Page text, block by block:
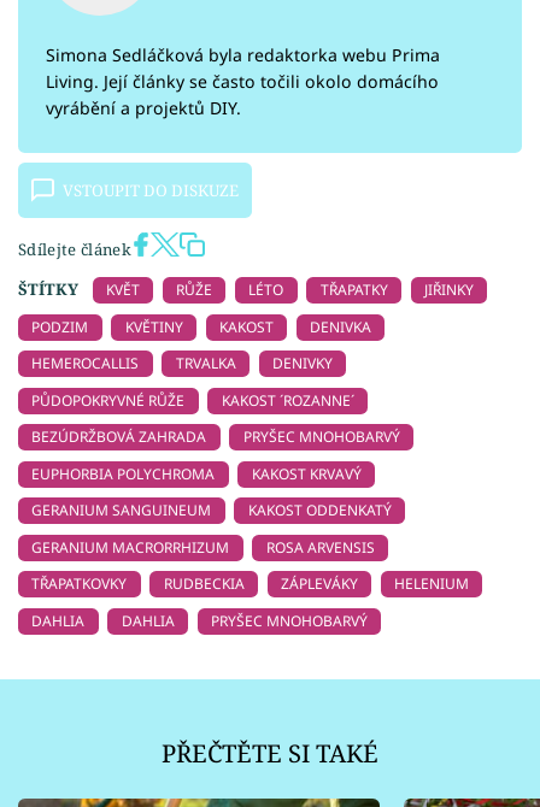
Simona Sedláčková byla redaktorka webu Prima
Living. Její články se často točili okolo domácího
vyrábění a projektů DIY.
VSTOUPIT DO DISKUZE
Sdílejte článek
ŠTÍTKY
KVĚT RŮŽE LÉTO TŘAPATKY
JIŘINKY
PODZIM
KVĚTINY KAKOST
DENIVKA
HEMEROCALLIS
TRVALKA
DENIVKY
PŮDOPOKRYVNÉ RŮŽE
KAKOST ´ROZANNE´
BEZÚDRŽBOVÁ ZAHRADA
PRYŠEC MNOHOBARVÝ
EUPHORBIA POLYCHROMA
KAKOST KRVAVÝ
GERANIUM SANGUINEUM
KAKOST ODDENKATÝ
GERANIUM MACRORRHIZUM
ROSA ARVENSIS
TŘAPATKOVKY
RUDBECKIA ZÁPLEVÁKY
HELENIUM
DAHLIA
DAHLIA PRYŠEC MNOHOBARVÝ
PŘEČTĚTE SI TAKÉ